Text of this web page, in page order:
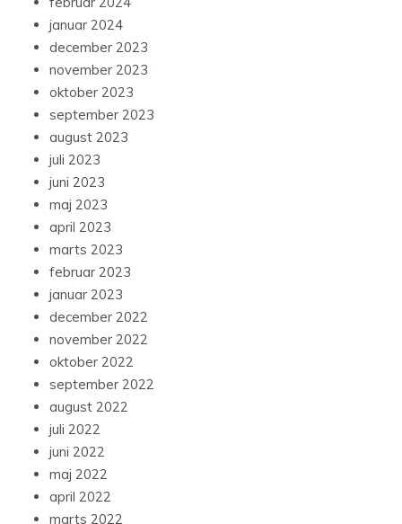
januar 2024
december 2023
november 2023
oktober 2023
september 2023
august 2023
juli 2023
juni 2023
maj 2023
april 2023
marts 2023
februar 2023
januar 2023
december 2022
november 2022
oktober 2022
september 2022
august 2022
juli 2022
juni 2022
maj 2022
april 2022
marts 2022